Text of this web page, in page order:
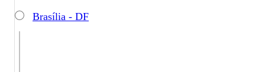
Brasília - DF